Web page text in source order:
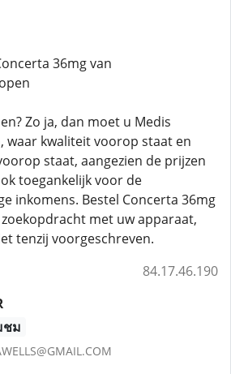
36mg van
Zo ja, dan moet u Medis
waar kwaliteit voorop staat en
staat, aangezien de prijzen
toegankelijk voor de
inkomens. Bestel Concerta 36mg
met uw apparaat,
tenzij voorgeschreven.
84.17.46.190
ชม